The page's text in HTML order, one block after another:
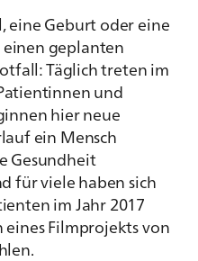
eine Geburt oder eine
geplanten
Täglich treten im
und
hier neue
ein Mensch
Gesundheit
für viele haben sich
im Jahr 2017
Filmprojekts von